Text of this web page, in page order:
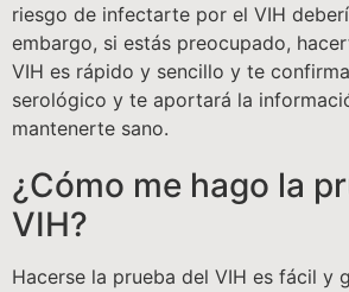
riesgo de infectarte por el VIH
embargo, si estás preocupado,
VIH es rápido y sencillo y te
serológico y te aportará la
mantenerte sano.
¿Cómo me hago la
VIH?
Hacerse la prueba del VIH es fácil y